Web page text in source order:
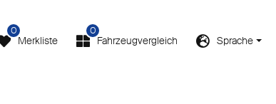
Merkliste
0
Fahrzeugvergleich
0
Sprache